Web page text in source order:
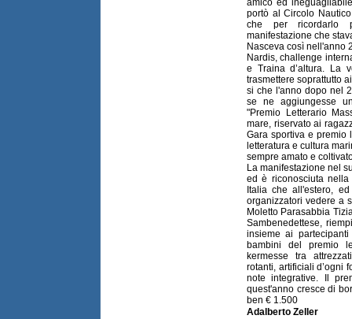
amico ed
portò al Circolo
che per ricordarlo
manifestazione che
Nasceva così nell'anno
Nardis, challenge
e Traina d’altura. La
trasmettere soprattutto
si che l'anno dopo nel
se ne aggiungesse
"Premio Letterario
mare, riservato ai
Gara sportiva e premio
letteratura e cultura
sempre amato e
La manifestazione nel
ed è riconosciuta
Italia che all'estero,
organizzatori vedere a
Moletto Parasabbia
Sambenedettese,
insieme ai
bambini del premio
kermesse tra
rotanti, artificiali d’ogni
note integrative. Il
quest'anno cresce di
ben € 1.500
Adalberto Zeller